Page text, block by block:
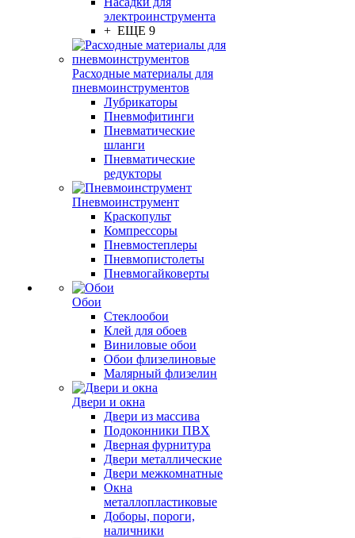
электроинструмента
+ ЕЩЕ 9
Расходные материалы для
пневмоинструментов
Лубрикаторы
Пневмофитинги
Пневматические
шланги
Пневматические
редукторы
Пневмоинструмент
Краскопульт
Компрессоры
Пневмостеплеры
Пневмопистолеты
Пневмогайковерты
Обои
Стеклообои
Клей для обоев
Виниловые обои
Обои флизелиновые
Малярный флизелин
Двери и окна
Двери из массива
Подоконники ПВХ
Дверная фурнитура
Двери металлические
Двери межкомнатные
Окна
металлопластиковые
Доборы, пороги,
наличники